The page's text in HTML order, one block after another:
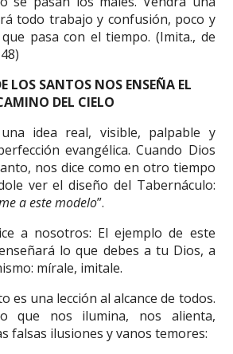
todo trabajo y confusión, poco y
pasa con el tiempo. (Imita., de
LOS SANTOS NOS ENSEÑA EL
DEL CIELO
idea real, visible, palpable y
evangélica. Cuando Dios
nos dice como en otro tiempo
ver el diseño del Tabernáculo:
a este modelo”.
a nosotros: El ejemplo de este
lo que debes a tu Dios, a
mírale, imitale.
es una lección al alcance de todos.
que nos ilumina, nos alienta,
falsas ilusiones y vanos temores: